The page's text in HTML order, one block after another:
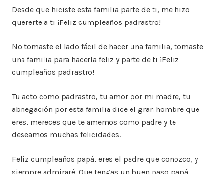
Desde que hiciste esta familia parte de ti, me hizo
quererte a ti ¡Feliz cumpleaños padrastro!
No tomaste el lado fácil de hacer una familia, tomaste
una familia para hacerla feliz y parte de ti ¡Feliz
cumpleaños padrastro!
Tu acto como padrastro, tu amor por mi madre, tu
abnegación por esta familia dice el gran hombre que
eres, mereces que te amemos como padre y te
deseamos muchas felicidades.
Feliz cumpleaños papá, eres el padre que conozco, y
siempre admiraré. Que tengas un buen paso papá.